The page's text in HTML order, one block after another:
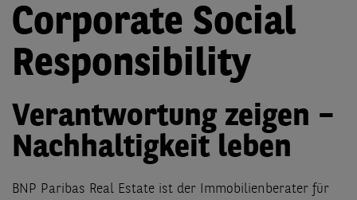
Corporate Social
Responsibility
Verantwortung zeigen –
Nachhaltigkeit leben
BNP Paribas Real Estate ist der Immobilienberater für